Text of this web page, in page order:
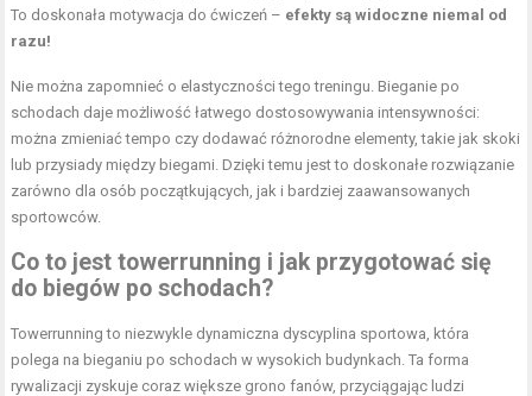
To doskonała motywacja do ćwiczeń – efekty są widoczne niemal od
razu!
Nie można zapomnieć o elastyczności tego treningu. Bieganie po
schodach daje możliwość łatwego dostosowywania intensywności:
można zmieniać tempo czy dodawać różnorodne elementy, takie jak skoki
lub przysiady między biegami. Dzięki temu jest to doskonałe rozwiązanie
zarówno dla osób początkujących, jak i bardziej zaawansowanych
sportowców.
Co to jest towerrunning i jak przygotować się
do biegów po schodach?
Towerrunning to niezwykle dynamiczna dyscyplina sportowa, która
polega na bieganiu po schodach w wysokich budynkach. Ta forma
rywalizacji zyskuje coraz większe grono fanów, przyciągając ludzi